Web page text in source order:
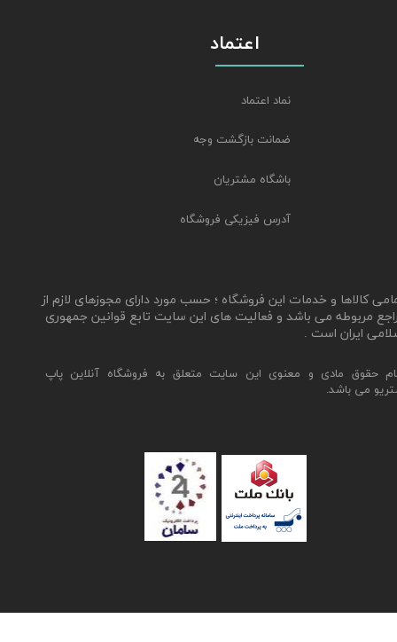
حقوق مادی و معنوی این سایت متعلق به فروشگاه آنلاین پاپ
می باشد.
اعتماد
نماد اعتماد
ضمانت بازگشت وجه
باشگاه مشتریان
آدرس فیزیکی فروشگاه
کالاها و خدمات این فروشگاه ؛ حسب مورد دارای مجوزهای لازم از
مربوطه می باشد و فعالیت های این سایت تابع قوانین جمهوری
ایران است .